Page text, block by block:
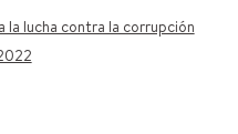
la lucha contra la corrupción